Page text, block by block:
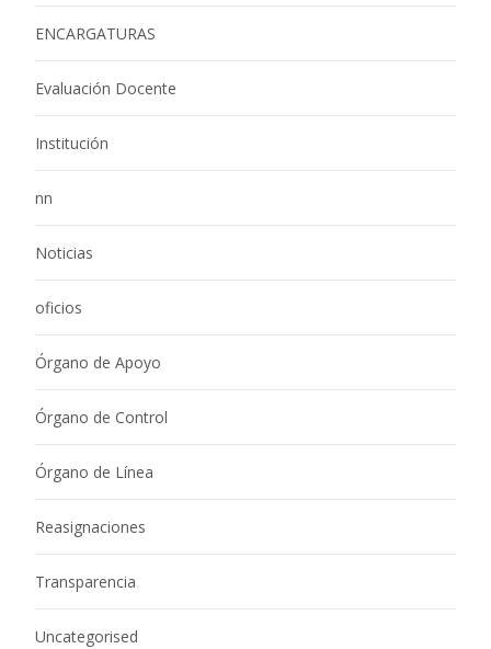
ENCARGATURAS
Evaluación Docente
Institución
nn
Noticias
oficios
Órgano de Apoyo
Órgano de Control
Órgano de Línea
Reasignaciones
Transparencia
Uncategorised